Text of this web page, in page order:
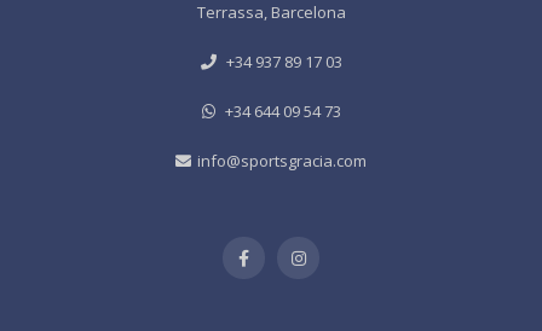
Terrassa, Barcelona
+34 937 89 17 03
+34 644 09 54 73
info@sportsgracia.com